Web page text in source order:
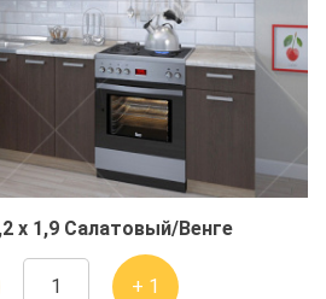
x 1,9 Салатовый/Венге
+ 1